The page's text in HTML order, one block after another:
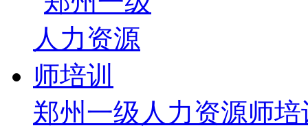
郑州一级人力资源师培